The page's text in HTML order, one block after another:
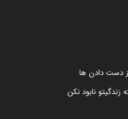
دست دادن ها
زندگیتو نابود نکن